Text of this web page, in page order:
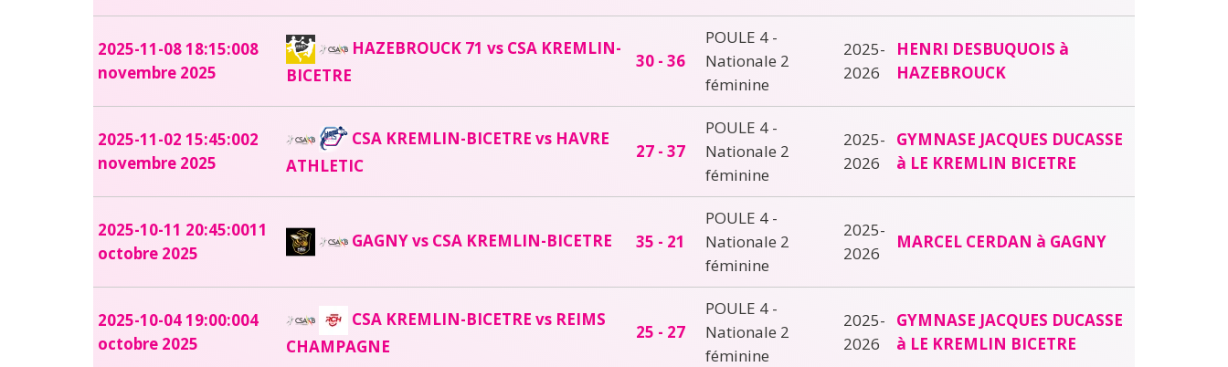
2025-11-08 18:15:008
novembre 2025
HAZEBROUCK 71 vs CSA KREMLIN-
BICETRE
30 - 36
POULE 4 -
Nationale 2
féminine
2025-
2026
HENRI DESBUQUOIS à
HAZEBROUCK
2025-11-02 15:45:002
novembre 2025
CSA KREMLIN-BICETRE vs HAVRE
ATHLETIC
27 - 37
POULE 4 -
Nationale 2
féminine
2025-
2026
GYMNASE JACQUES DUCASSE
à LE KREMLIN BICETRE
2025-10-11 20:45:0011
octobre 2025
GAGNY vs CSA KREMLIN-BICETRE 35 - 21
POULE 4 -
Nationale 2
féminine
2025-
2026
MARCEL CERDAN à GAGNY
2025-10-04 19:00:004
octobre 2025
CSA KREMLIN-BICETRE vs REIMS
CHAMPAGNE
25 - 27
POULE 4 -
Nationale 2
féminine
2025-
2026
GYMNASE JACQUES DUCASSE
à LE KREMLIN BICETRE